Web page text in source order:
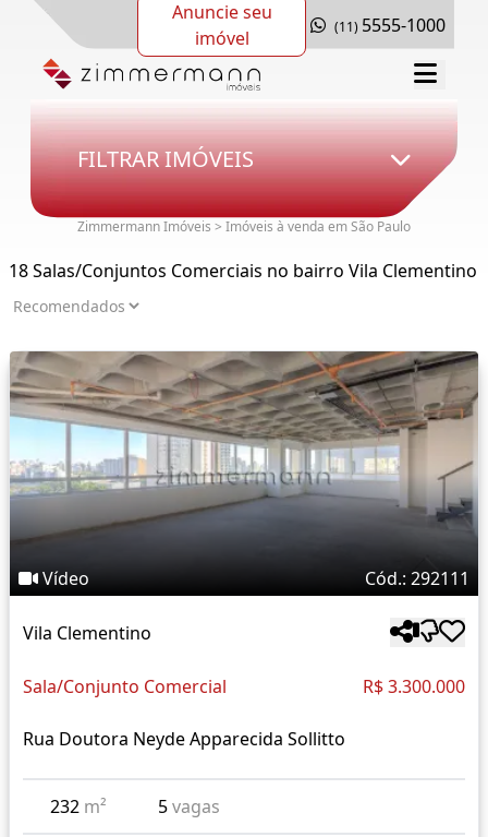
Anuncie seu
imóvel
(11) 5555-1000
FILTRAR IMÓVEIS
Zimmermann Imóveis > Imóveis à venda em São Paulo
18 Salas/Conjuntos Comerciais no bairro Vila Clementino
Vídeo Cód.: 292111
Vila Clementino
Sala/Conjunto Comercial R$ 3.300.000
Rua Doutora Neyde Apparecida Sollitto
232 m² 5vagas